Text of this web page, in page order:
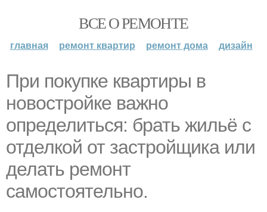
ВСЕ О РЕМОНТЕ
главная ремонт квартир ремонт дома дизайн
При покупке квартиры в
новостройке важно
определиться: брать жильё с
отделкой от застройщика или
делать ремонт
самостоятельно.